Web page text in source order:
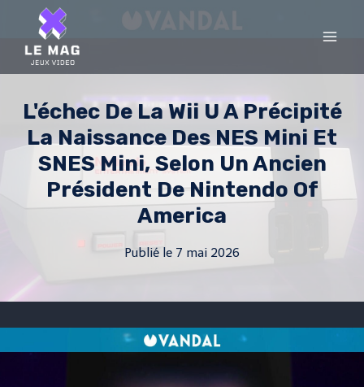
content
L'échec De La Wii U A Précipité
La Naissance Des NES Mini Et
SNES Mini, Selon Un Ancien
Président De Nintendo Of
America
Publié le 7 mai 2026